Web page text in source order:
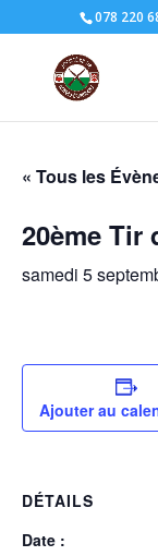
078 220
« Tous les
20ème Tir
samedi 5
Ajouter au
DÉTAILS
Date :